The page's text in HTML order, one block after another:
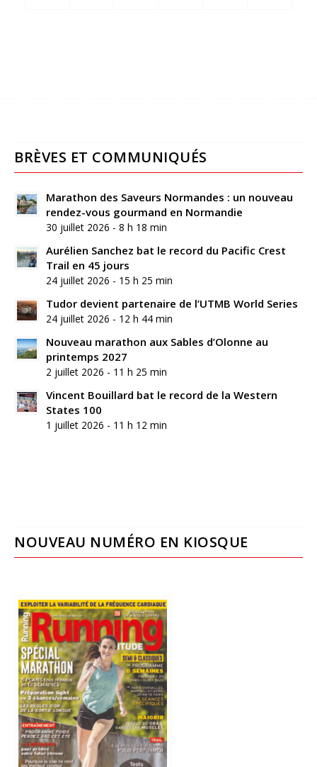
BRÈVES ET COMMUNIQUÉS
Marathon des Saveurs Normandes : un nouveau
rendez-vous gourmand en Normandie
30 juillet 2026 - 8 h 18 min
Aurélien Sanchez bat le record du Pacific Crest
Trail en 45 jours
24 juillet 2026 - 15 h 25 min
Tudor devient partenaire de l’UTMB World Series
24 juillet 2026 - 12 h 44 min
Nouveau marathon aux Sables d’Olonne au
printemps 2027
2 juillet 2026 - 11 h 25 min
Vincent Bouillard bat le record de la Western
States 100
1 juillet 2026 - 11 h 12 min
NOUVEAU NUMÉRO EN KIOSQUE